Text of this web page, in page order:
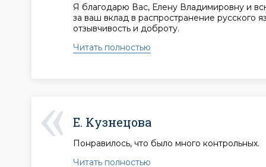
Я благодарю Вас, Елену Владимировну и
за ваш вклад в распространение русского
отзывчивость и доброту.
Читать полностью
Е. Кузнецова
Понравилось, что было много контрольных.
Читать полностью